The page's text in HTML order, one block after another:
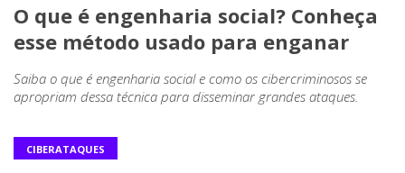
O que é engenharia social? Conheça
esse método usado para enganar
Saiba o que é engenharia social e como os cibercriminosos se
apropriam dessa técnica para disseminar grandes ataques.
CIBERATAQUES